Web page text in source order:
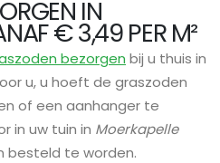
IN
€ 3,49 PER M²
bezorgen bij u thuis in
u, u hoeft de graszoden
of een aanhanger te
in uw tuin in Moerkapelle
besteld te worden.